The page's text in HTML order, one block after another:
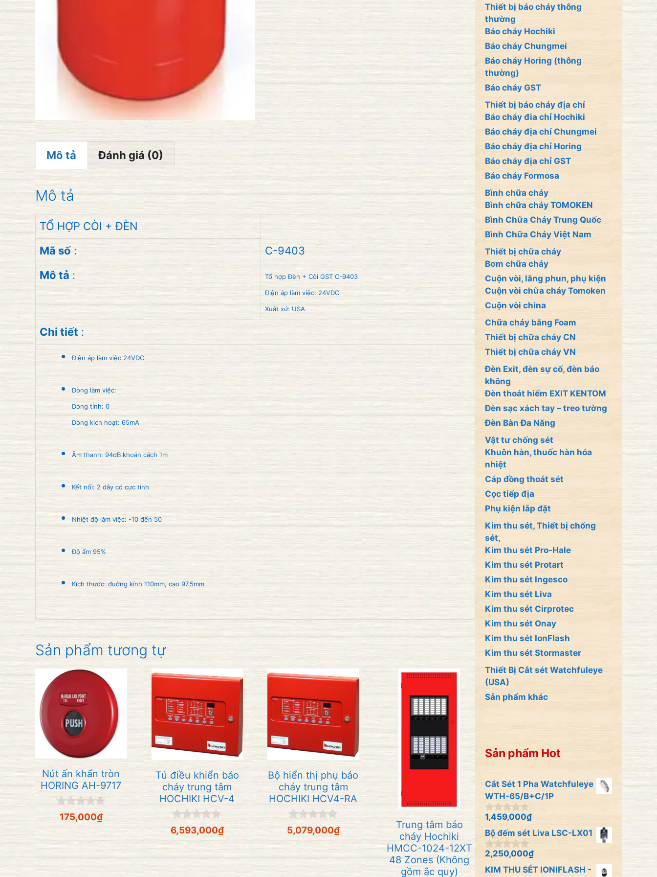
Mô tả Đánh giá (0)
Mô tả
TỔ HỢP CÒI + ĐÈN
Mã số:
C-9403
Mô tả : Tổ hợp Đèn + Còi GST C-9403
Điện áp làm việc: 24VDC
Xuất xứ: USA
Chi tiết :
Điện áp làm việc 24VDC
Dòng làm việc:
Dòng tỉnh: 0
Dòng kich hoạt: 65mA
Âm thanh: 94dB khoản cách 1m
Kết nối: 2 dây có cực tính
Nhiệt độ làm việc: -10 đến 50
Độ ẩm 95%
Kích thước: đuờng kính 110mm, cao 97.5mm
Sản phẩm tương tự
Nút ấn khẩn tròn
HORING AH-9717
0175,000₫
Tủ điều khiển báo
cháy trung tâm
HOCHIKI HCV-4
0
n
6,593,000₫
Bộ hiển thị phụ báo
cháy trung tâm
HOCHIKI HCV4-RA
0
n
5,079,000₫
Trung tâm báo
cháy Hochiki
HMCC-1024-12XT
48 Zones (Không
gồm ắc quy)
Thiết bị báo cháy thông
thường
Báo cháy Hochiki
Báo cháy Chungmei
Báo cháy Horing (thông
thường)
Báo cháy GST
Thiết bị báo cháy địa chỉ
Báo cháy đia chỉ Hochiki
Báo cháy địa chỉ Chungmei
Báo cháy địa chỉ Horing
Báo cháy địa chỉ GST
Báo cháy Formosa
Bình chữa cháy
Bình chữa cháy TOMOKEN
Bình Chữa Cháy Trung Quốc
Bình Chữa Cháy Việt Nam
Thiết bị chữa cháy
Bơm chữa cháy
Cuộn vòi, lăng phun, phụ kiện
Cuộn vòi chữa cháy Tomoken
Cuộn vòi china
Chữa cháy bằng Foam
Thiết bị chữa cháy CN
Thiết bị chữa cháy VN
Đèn Exit, đèn sự cố, đèn báo
không
Đèn thoát hiểm EXIT KENTOM
Đèn sạc xách tay – treo tường
Đèn Bàn Đa Năng
Vật tư chống sét
Khuôn hàn, thuốc hàn hóa
nhiệt
Cáp đồng thoát sét
Cọc tiếp địa
Phụ kiện lắp đặt
Kim thu sét, Thiết bị chống
sét,
Kim thu sét Pro-Hale
Kim thu sét Protart
Kim thu sét Ingesco
Kim thu sét Liva
Kim thu sét Cirprotec
Kim thu sét Onay
Kim thu sét IonFlash
Kim thu sét Stormaster
Thiết Bị Cắt sét Watchfuleye
(USA)
Sản phẩm khác
Sản phẩm Hot
Cắt Sét 1 Pha Watchfuleye
WTH-65/B+C/1P
0
n
g
o
à
5
1,459,000₫
Bộ đếm sét Liva LSC-LX01
0
n
g
2,250,000₫
KIM THU SÉT IONIFLASH -